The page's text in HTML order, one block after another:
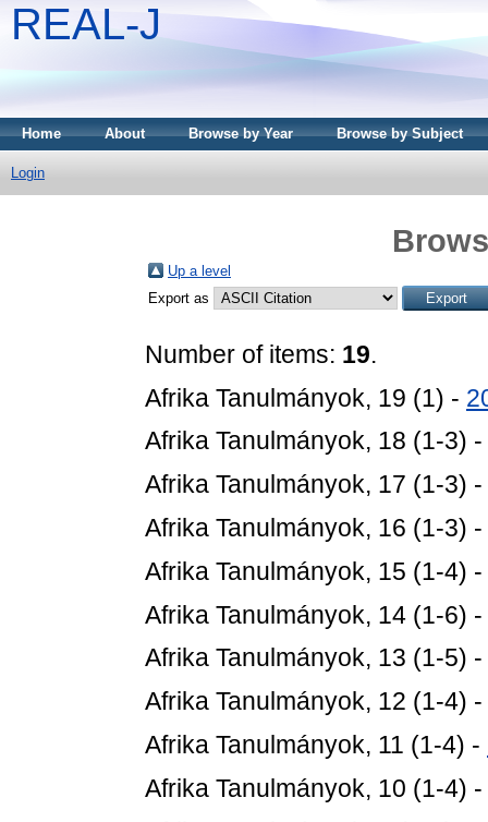
REAL-J
Home About Browse by Year Browse by Subject
Login
Up a level
Export as
Number of items: 19.
Afrika Tanulmányok, 19 (1) -
Afrika Tanulmányok, 18 (1-3) -
Afrika Tanulmányok, 17 (1-3) -
Afrika Tanulmányok, 16 (1-3) -
Afrika Tanulmányok, 15 (1-4) -
Afrika Tanulmányok, 14 (1-6) -
Afrika Tanulmányok, 13 (1-5) -
Afrika Tanulmányok, 12 (1-4) -
Afrika Tanulmányok, 11 (1-4) -
Afrika Tanulmányok, 10 (1-4) -